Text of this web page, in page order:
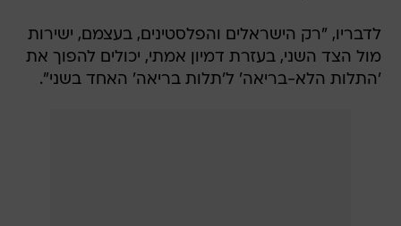
לדבריו, "רק הישראלים והפלסטינים, בעצמם, ישירות
מול הצד השני, בעזרת דמיון אמתי, יכולים להפוך את
'התלות הלא-בריאה' ל'תלות בריאה' האחד בשני".